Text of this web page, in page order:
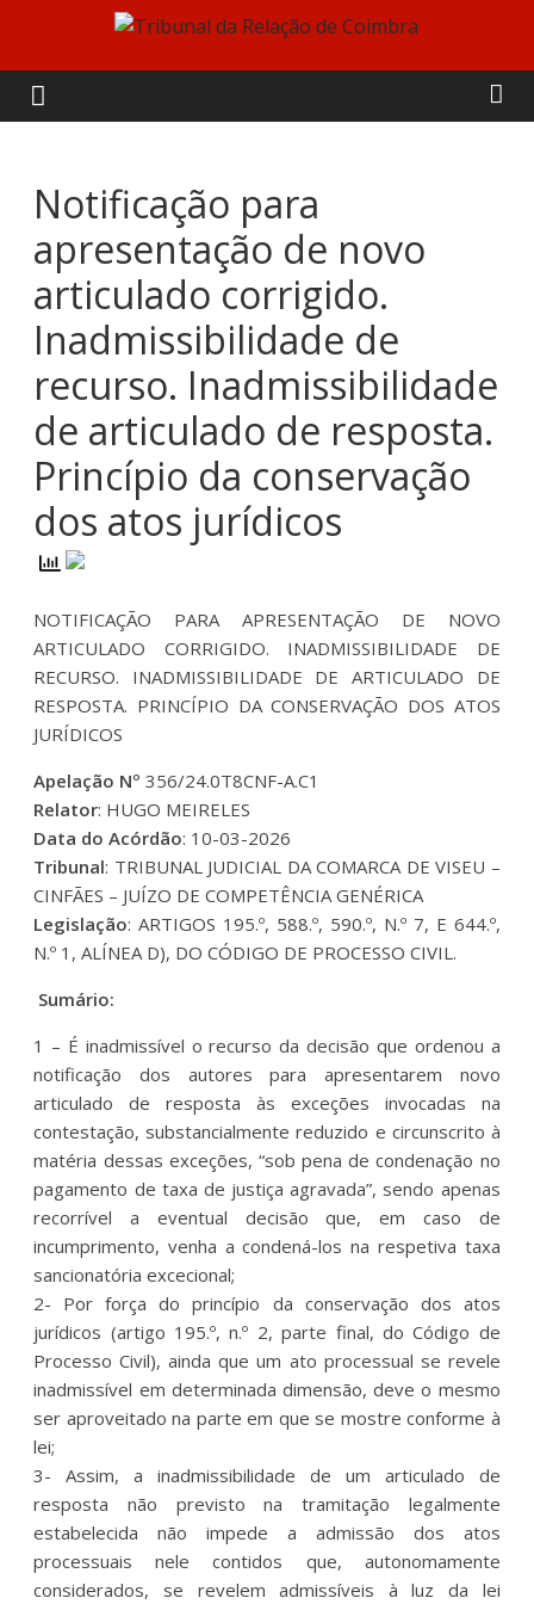
content
Tribunal
da
Relação
de
Coimbra
Notificação para
apresentação de novo
articulado corrigido.
Inadmissibilidade de
recurso. Inadmissibilidade
de articulado de resposta.
Princípio da conservação
dos atos jurídicos
NOTIFICAÇÃO PARA APRESENTAÇÃO DE NOVO
ARTICULADO CORRIGIDO. INADMISSIBILIDADE DE
RECURSO. INADMISSIBILIDADE DE ARTICULADO DE
RESPOSTA. PRINCÍPIO DA CONSERVAÇÃO DOS ATOS
JURÍDICOS
Apelação Nº 356/24.0T8CNF-A.C1
Relator: HUGO MEIRELES
Data do Acórdão: 10-03-2026
Tribunal: TRIBUNAL JUDICIAL DA COMARCA DE VISEU –
CINFÃES – JUÍZO DE COMPETÊNCIA GENÉRICA
Legislação: ARTIGOS 195.º, 588.º, 590.º, N.º 7, E 644.º,
N.º 1, ALÍNEA D), DO CÓDIGO DE PROCESSO CIVIL.
Sumário:
1 – É inadmissível o recurso da decisão que ordenou a
notificação dos autores para apresentarem novo
articulado de resposta às exceções invocadas na
contestação, substancialmente reduzido e circunscrito à
matéria dessas exceções, “sob pena de condenação no
pagamento de taxa de justiça agravada”, sendo apenas
recorrível a eventual decisão que, em caso de
incumprimento, venha a condená-los na respetiva taxa
sancionatória excecional;
2- Por força do princípio da conservação dos atos
jurídicos (artigo 195.º, n.º 2, parte final, do Código de
Processo Civil), ainda que um ato processual se revele
inadmissível em determinada dimensão, deve o mesmo
ser aproveitado na parte em que se mostre conforme à
lei;
3- Assim, a inadmissibilidade de um articulado de
resposta não previsto na tramitação legalmente
estabelecida não impede a admissão dos atos
processuais nele contidos que, autonomamente
considerados, se revelem admissíveis à luz da lei